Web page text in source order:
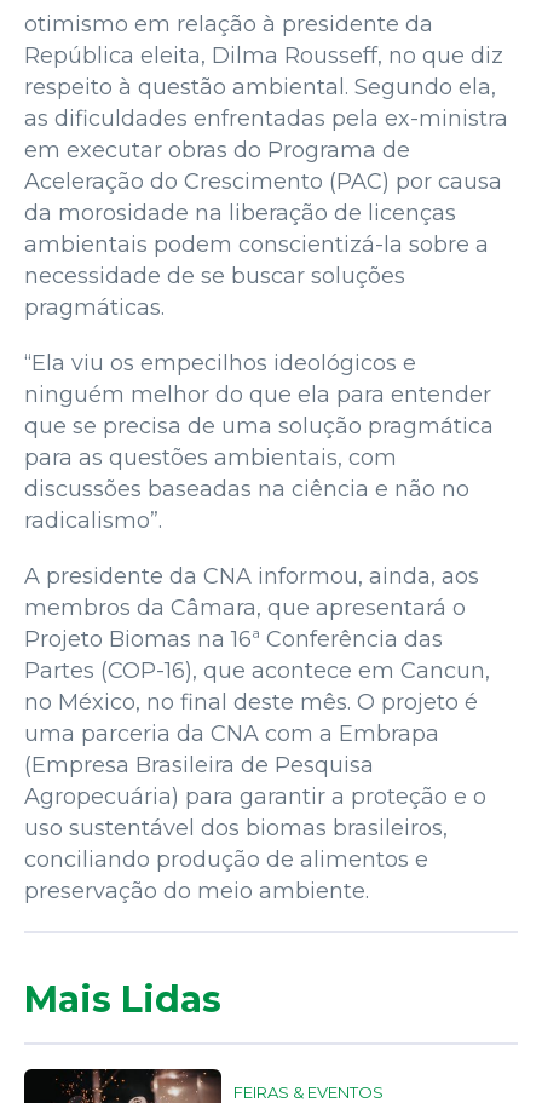
otimismo em relação à presidente da
República eleita, Dilma Rousseff, no que diz
respeito à questão ambiental. Segundo ela,
as dificuldades enfrentadas pela ex-ministra
em executar obras do Programa de
Aceleração do Crescimento (PAC) por causa
da morosidade na liberação de licenças
ambientais podem conscientizá-la sobre a
necessidade de se buscar soluções
pragmáticas.
“Ela viu os empecilhos ideológicos e
ninguém melhor do que ela para entender
que se precisa de uma solução pragmática
para as questões ambientais, com
discussões baseadas na ciência e não no
radicalismo”.
A presidente da CNA informou, ainda, aos
membros da Câmara, que apresentará o
Projeto Biomas na 16ª Conferência das
Partes (COP-16), que acontece em Cancun,
no México, no final deste mês. O projeto é
uma parceria da CNA com a Embrapa
(Empresa Brasileira de Pesquisa
Agropecuária) para garantir a proteção e o
uso sustentável dos biomas brasileiros,
conciliando produção de alimentos e
preservação do meio ambiente.
Mais Lidas
FEIRAS & EVENTOS